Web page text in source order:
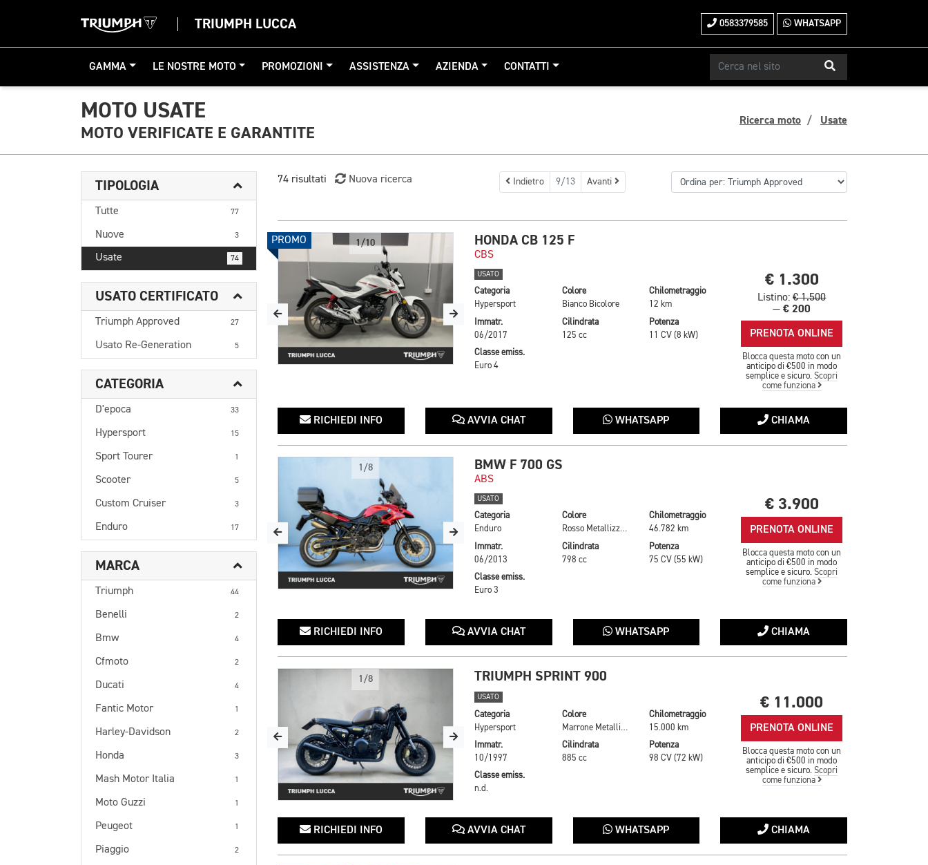
TRIUMPH LUCCA 0583379585 WHATSAPP
GAMMA LE NOSTRE MOTO PROMOZIONI ASSISTENZA AZIENDA CONTATTI
MOTO USATE
MOTO VERIFICATE E GARANTITE
Ricerca moto Usate
TIPOLOGIA
Tutte 77
Nuove 3
Usate 74
USATO CERTIFICATO
Triumph Approved 27
Usato Re-Generation 5
CATEGORIA
D'epoca 33
Hypersport 15
Sport Tourer 1
Scooter 5
Custom Cruiser 3
Enduro 17
MARCA
Triumph 44
Benelli 2
Bmw 4
Cfmoto 2
Ducati 4
Fantic Motor 1
Harley-Davidson 2
Honda 3
Mash Motor Italia 1
Moto Guzzi 1
Peugeot 1
Piaggio 2
74 risultati Nuova ricerca Indietro 9/13 Avanti
PROMO 1/10 HONDA CB 125 F
CBS
USATO
Categoria
Hypersport
Colore
Bianco Bicolore
Chilometraggio
12 km
Immatr.
06/2017
Cilindrata
125 cc
Potenza
11 CV (8 kW)
Classe emiss.
Euro 4
€ 1.300
Listino:€ 1.500
— € 200
PRENOTA ONLINE
Blocca questa moto con un
anticipo di €500 in modo
semplice e sicuro.Scopri
come funziona
RICHIEDI INFO AVVIA CHAT WHATSAPP CHIAMA
1/8 BMW F 700 GS
ABS
USATO
Categoria
Enduro
Colore
Rosso Metallizzato
Chilometraggio
46.782 km
Immatr.
06/2013
Cilindrata
798 cc
Potenza
75 CV (55 kW)
Classe emiss.
Euro 3
€ 3.900
PRENOTA ONLINE
Blocca questa moto con un
anticipo di €500 in modo
semplice e sicuro.Scopri
come funziona
RICHIEDI INFO AVVIA CHAT WHATSAPP CHIAMA
1/8 TRIUMPH SPRINT 900
USATO
Categoria
Hypersport
Colore
Chilometraggio
15.000 km
Immatr.
10/1997
Cilindrata
885 cc
Potenza
98 CV (72 kW)
Classe emiss.
n.d.
€ 11.000
PRENOTA ONLINE
Blocca questa moto con un
anticipo di €500 in modo
semplice e sicuro.Scopri
come funziona
RICHIEDI INFO AVVIA CHAT WHATSAPP CHIAMA